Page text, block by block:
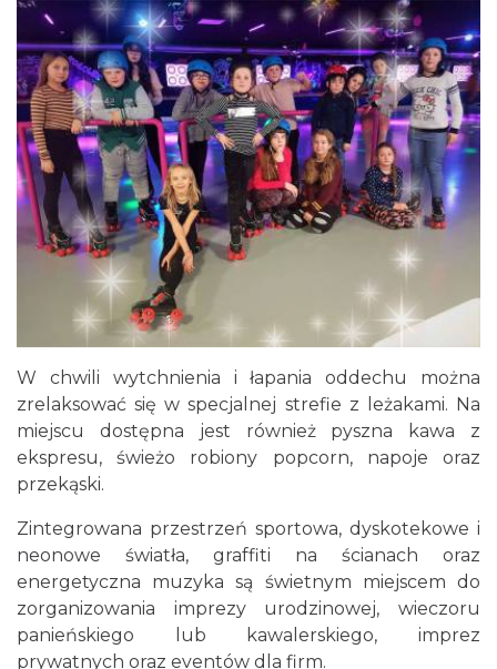
W chwili wytchnienia i łapania oddechu można
zrelaksować się w specjalnej strefie z leżakami. Na
miejscu dostępna jest również pyszna kawa z
ekspresu, świeżo robiony popcorn, napoje oraz
przekąski.
Zintegrowana przestrzeń sportowa, dyskotekowe i
neonowe światła, graffiti na ścianach oraz
energetyczna muzyka są świetnym miejscem do
zorganizowania imprezy urodzinowej, wieczoru
panieńskiego lub kawalerskiego, imprez
prywatnych oraz eventów dla firm.